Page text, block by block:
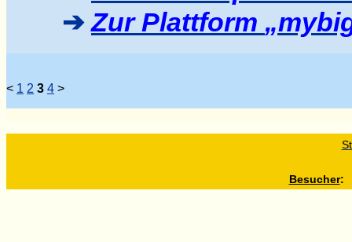
➔ Zur Plattform
< 1 2 3 4 >
Besucher: